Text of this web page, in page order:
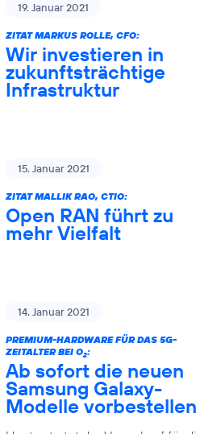
19. Januar 2021
ZITAT MARKUS ROLLE, CFO:
Wir investieren in
zukunftsträchtige
Infrastruktur
15. Januar 2021
ZITAT MALLIK RAO, CTIO:
Open RAN führt zu
mehr Vielfalt
14. Januar 2021
PREMIUM-HARDWARE FÜR DAS 5G-
ZEITALTER BEI O2:
Ab sofort die neuen
Samsung Galaxy-
Modelle vorbestellen